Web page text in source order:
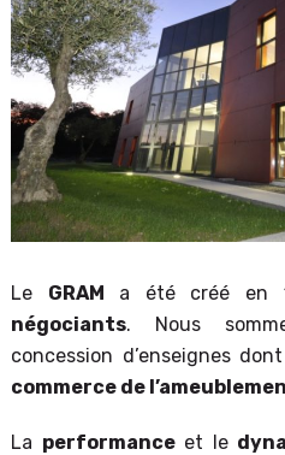
Le GRAM a été créé en
négociants. Nous
concession d’enseignes
commerce de
La performanceet le